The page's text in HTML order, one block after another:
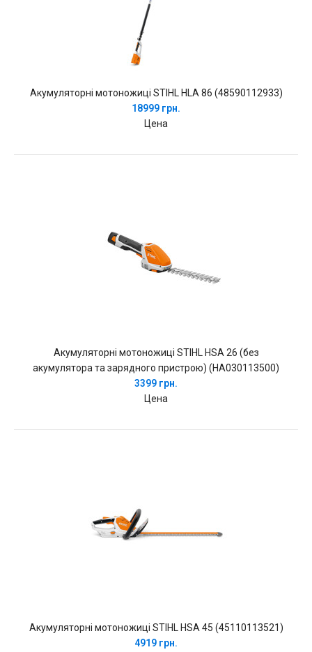
Акумуляторні мотоножиці STIHL HLA 86 (48590112933)
18999 грн.
Цена
Акумуляторні мотоножиці STIHL HSA 26 (без
акумулятора та зарядного пристрою) (HA030113500)
3399 грн.
Цена
Акумуляторні мотоножиці STIHL HSA 45 (45110113521)
4919 грн.